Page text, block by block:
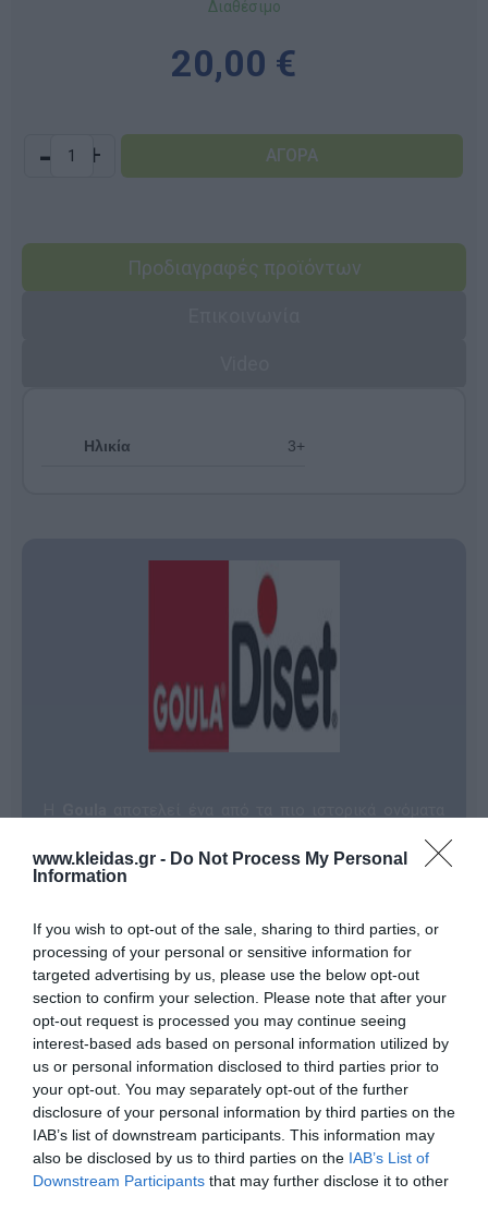
www.kleidas.gr - Do Not Process My Personal
Information
If you wish to opt-out of the sale, sharing to third parties, or
processing of your personal or sensitive information for
targeted advertising by us, please use the below opt-out
section to confirm your selection. Please note that after your
opt-out request is processed you may continue seeing
interest-based ads based on personal information utilized by
us or personal information disclosed to third parties prior to
your opt-out. You may separately opt-out of the further
disclosure of your personal information by third parties on the
IAB’s list of downstream participants. This information may
also be disclosed by us to third parties on the IAB’s List of
Downstream Participants that may further disclose it to other
Διαθέσιμο
20,00 €
- +
Προδιαγραφές προϊόντων
Ηλικία 3+
Ισπανία το 1942. Σήμερα, ως μέρος του ομίλου
Diset,
συνεχίζει να πρωτοπορεί σχεδιάζοντας και
ποιότητας και ασφάλειας (σήμανση CE). Κάθε προϊόν
Goula είναι μελετημένο ώστε να είναι ελκυστικό σε
σχήμα, βάρος και υφή, προσφέροντας στο παιδί μια
μοναδική απτική εμπειρία που διεγείρει τις αισθήσεις
και τη μάθηση.
Η φιλοσοφία της εταιρείας είναι άρρηκτα
συνδεδεμένη με τονσεβασμό προς το περιβάλλον.
Επιλέγοντας την Goula, επιλέγετε παιχνίδια
κατασκευασμένα από:
Ξύλο από αναγεννημένα δάση
, διασφαλίζοντας τη
βιωσιμότητα των φυσικών πόρων.
Μη τοξικά χρώματακαι υλικά χωρίς βερνίκια,
απόλυτα ασφαλή για τα παιδιά.
Βιοδιασπώμενο πλαστικό και συστηματικά